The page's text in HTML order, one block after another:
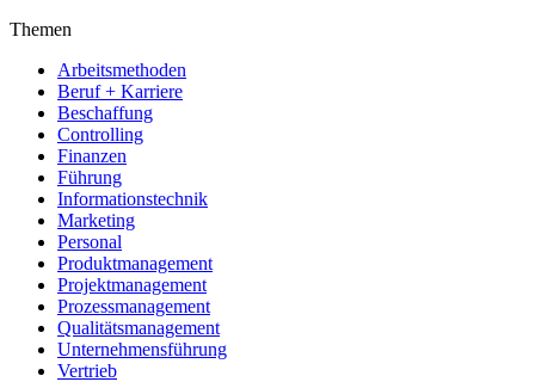
Themen
Arbeitsmethoden
Beruf + Karriere
Beschaffung
Controlling
Finanzen
Führung
Informationstechnik
Marketing
Personal
Produktmanagement
Projektmanagement
Prozessmanagement
Qualitätsmanagement
Unternehmensführung
Vertrieb